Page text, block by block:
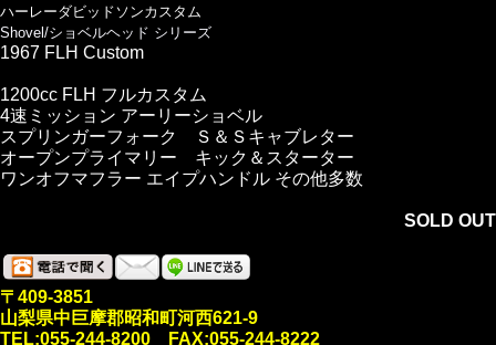
ハーレーダビッドソンカスタム
Shovel/ショベルヘッド シリーズ
1967 FLH Custom
1200cc FLH フルカスタム
4速ミッション アーリーショベル
スプリンガーフォーク Ｓ＆Ｓキャブレター
オープンプライマリー キック＆スターター
ワンオフマフラー エイプハンドル その他多数
SOLD OUT
〒409-3851
山梨県中巨摩郡昭和町河西621-9
TEL:055-244-8200 FAX:055-244-8222